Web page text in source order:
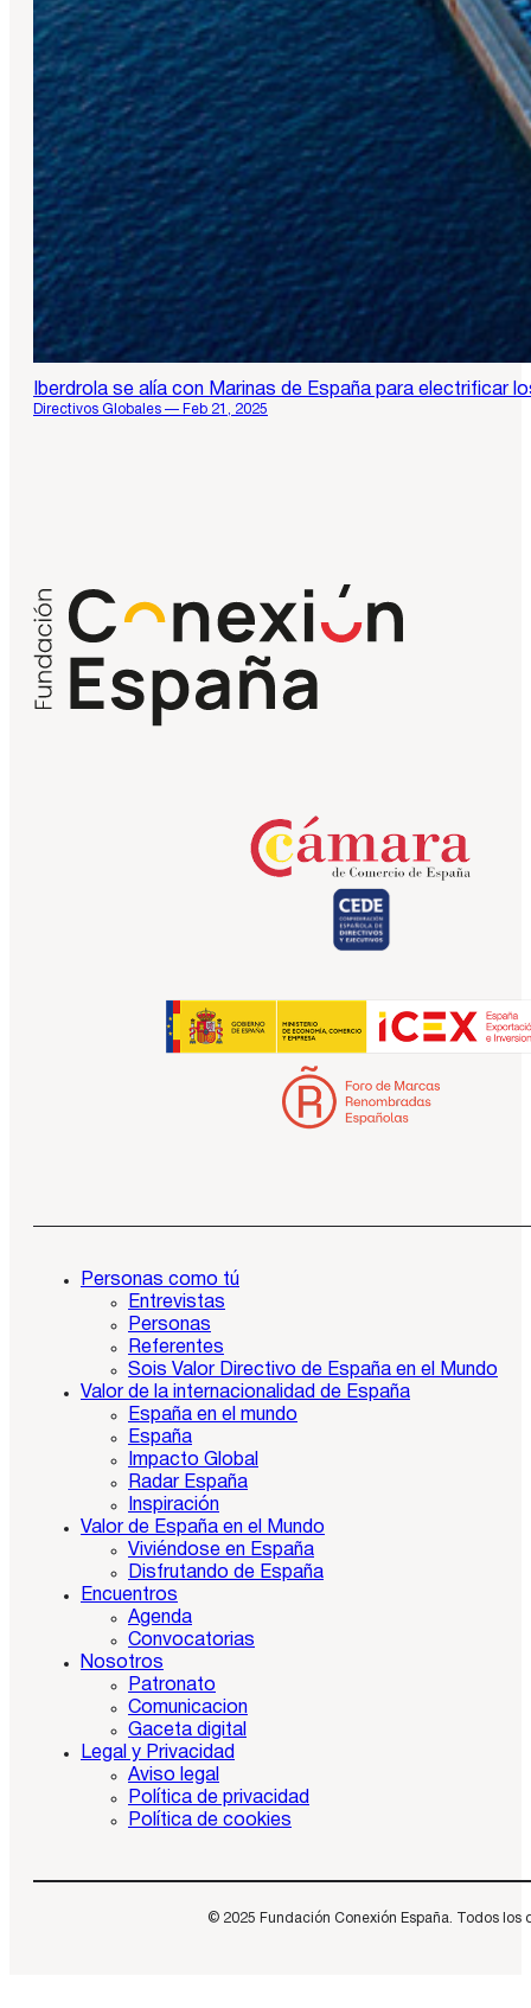
Iberdrola se alía con Marinas de España para electrificar
Directivos Globales — Feb 21, 2025
Personas como tú
Entrevistas
Personas
Referentes
Sois Valor Directivo de España en el Mundo
Valor de la internacionalidad de España
España en el mundo
España
Impacto Global
Radar España
Inspiración
Valor de España en el Mundo
Viviéndose en España
Disfrutando de España
Encuentros
Agenda
Convocatorias
Nosotros
Patronato
Comunicacion
Gaceta digital
Legal y Privacidad
Aviso legal
Política de privacidad
Política de cookies
© 2025 Fundación Conexión España. Todos los